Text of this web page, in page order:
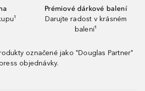
Prémiové dárkové balení
Darujte radost v krásném
balení¹
označené jako "Douglas Partner"
objednávky.